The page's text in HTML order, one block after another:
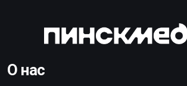
О нас